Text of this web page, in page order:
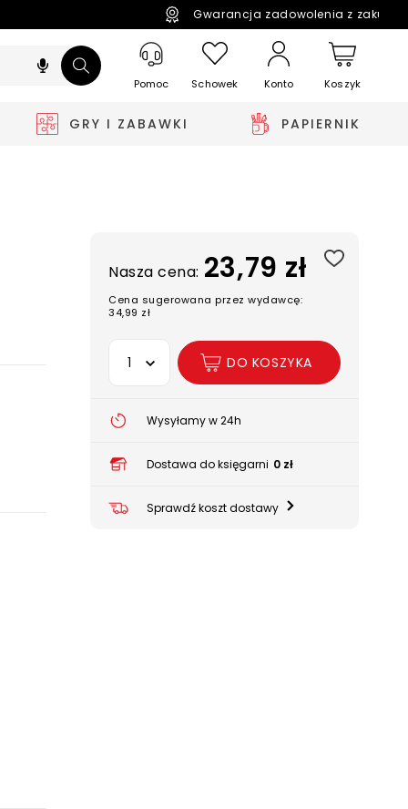
Gwarancja zadowolenia z
Pomoc Schowek Konto Koszyk
GRY I ZABAWKI PAPIERNIK
Nasza cena: 23,79 zł
Cena sugerowana przez wydawcę:
34,99 zł
Wybierz opcję
DO KOSZYKA
Wysyłamy w 24h
Dostawa do księgarni 0 zł
Sprawdź koszt dostawy